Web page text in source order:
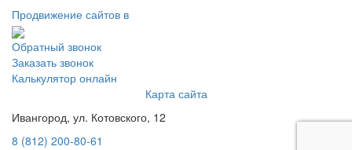
Продвижение сайтов в
Обратный звонок
Заказать звонок
Калькулятор онлайн
Карта сайта
Ивангород, ул. Котовского, 12
8 (812) 200-80-61